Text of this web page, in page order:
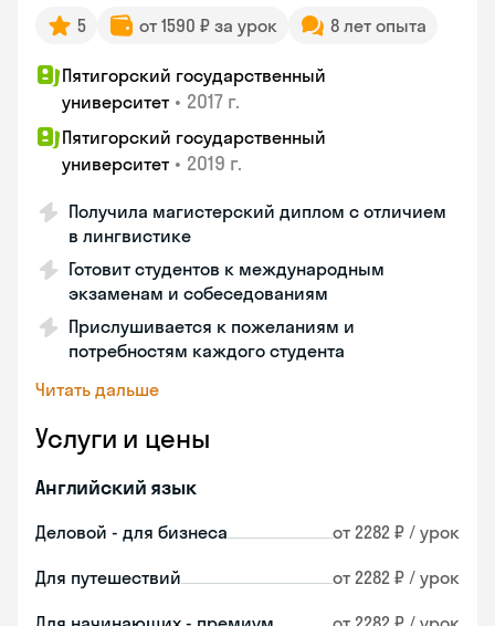
5 от 1590 ₽ за урок 8 лет опыта
Пятигорский государственный
университет • 2017 г.
Пятигорский государственный
университет • 2019 г.
Получила магистерский диплом с отличием
в лингвистике
Готовит студентов к международным
экзаменам и собеседованиям
Прислушивается к пожеланиям и
потребностям каждого студента
Читать дальше
Услуги и цены
Английский язык
Деловой - для бизнеса от 2282 ₽ / урок
Для путешествий от 2282 ₽ / урок